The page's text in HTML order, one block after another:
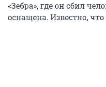
«Зебра», где он сбил
оснащена. Известно,